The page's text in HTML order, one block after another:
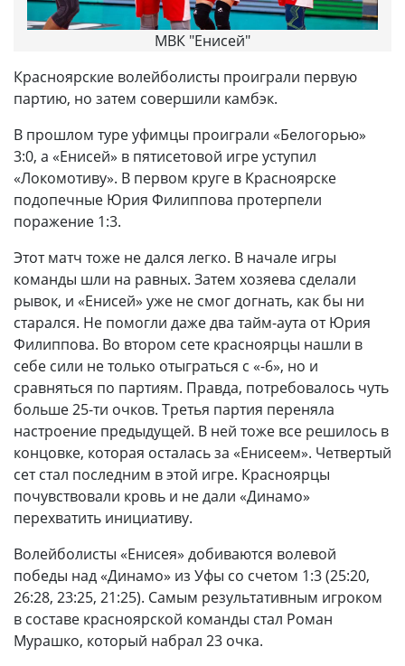
МВК "Енисей"
Красноярские волейболисты проиграли первую
партию, но затем совершили камбэк.
В прошлом туре уфимцы проиграли «Белогорью»
3:0, а «Енисей» в пятисетовой игре уступил
«Локомотиву». В первом круге в Красноярске
подопечные Юрия Филиппова протерпели
поражение 1:3.
Этот матч тоже не дался легко. В начале игры
команды шли на равных. Затем хозяева сделали
рывок, и «Енисей» уже не смог догнать, как бы ни
старался. Не помогли даже два тайм-аута от Юрия
Филиппова. Во втором сете красноярцы нашли в
себе сили не только отыграться с «-6», но и
сравняться по партиям. Правда, потребовалось чуть
больше 25-ти очков. Третья партия переняла
настроение предыдущей. В ней тоже все решилось в
концовке, которая осталась за «Енисеем». Четвертый
сет стал последним в этой игре. Красноярцы
почувствовали кровь и не дали «Динамо»
перехватить инициативу.
Волейболисты «Енисея» добиваются волевой
победы над «Динамо» из Уфы со счетом 1:3 (25:20,
26:28, 23:25, 21:25). Самым результативным игроком
в составе красноярской команды стал Роман
Мурашко, который набрал 23 очка.